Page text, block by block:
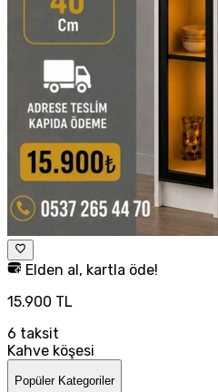
Elden al, kartla öde!
15.900 TL
6 taksit
Kahve köşesi
Popüler Kategoriler